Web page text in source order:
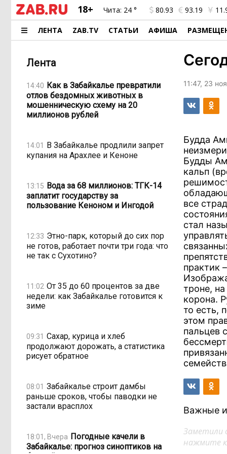
18+ Чита: 24 ° 80.93 93.19
ЛЕНТА ZAB.TV СТАТЬИ АФИША
Лента
14:40 Как в Забайкалье превратили
отлов бездомных животных в
мошенническую схему на 20
миллионов рублей
14:01 В Забайкалье продлили запрет
купания на Арахлее и Кеноне
13:15 Вода за 68 миллионов: ТГК-14
заплатит государству за
пользование Кеноном и Ингодой
12:33 Этно-парк, который до сих пор
не готов, работает почти три года: что
не так с Сухотино?
11:02 От 35 до 60 процентов за две
недели: как Забайкалье готовится к
зиме
09:31 Сахар, курица и хлеб
продолжают дорожать, а статистика
рисует обратное
08:01 Забайкалье строит дамбы
раньше сроков, чтобы паводки не
застали врасплох
18:01, Вчера Погодные качели в
Забайкалье: прогноз синоптиков на
11:47, 23
Будда
Будды
кальп
все
стал
практик
троне,
корона.
то есть,
этом
пальцев
Важные
Заметили
нажмите